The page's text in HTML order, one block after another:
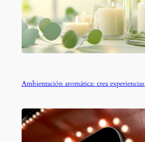
Ambientación aromática: crea